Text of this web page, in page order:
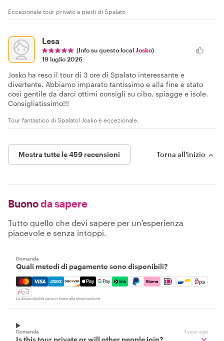
Eccezionale tour privato a piedi di Spalato
Lesa
(Info su questo local Josko)
19 luglio 2026
Josko ha reso il tour di 3 ore di Spalato interessante e
divertente. Abbiamo imparato tantissimo e alla fine è stato
così gentile da darci ottimi consigli su cibo, spiagge e isole.
Consigliatissimo!!!
Tour fantastico di Spalato! Josko è eccezionale.
Mostra tutte le 459 recensioni Torna all'inizio
Buonoda sapere
Tutto quello che devi sapere per un'esperienza
piacevole e senza intoppi.
Domanda
Quali metodi di pagamento sono disponibili?
Mastercard, Visa, Amex, Discover, Apple Pay, Google
La disponibilità varia in base alla destinazione
Domanda 1 year ago